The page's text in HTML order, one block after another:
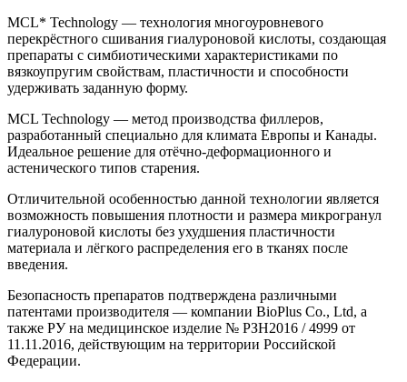
MCL* Technology — технология многоуровневого
перекрёстного сшивания гиалуроновой кислоты, создающая
препараты с симбиотическими характеристиками по
вязкоупругим свойствам, пластичности и способности
удерживать заданную форму.
MCL Technology — метод производства филлеров,
разработанный специально для климата Европы и Канады.
Идеальное решение для отёчно-деформационного и
астенического типов старения.
Отличительной особенностью данной технологии является
возможность повышения плотности и размера микрогранул
гиалуроновой кислоты без ухудшения пластичности
материала и лёгкого распределения его в тканях после
введения.
Безопасность препаратов подтверждена различными
патентами производителя — компании BioPlus Сo., Ltd, а
также РУ на медицинское изделие № РЗН2016 / 4999 от
11.11.2016, действующим на территории Российской
Федерации.